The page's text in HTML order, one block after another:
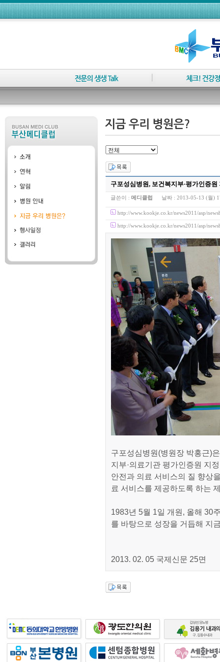
구포성심병원, 보건복지부·평가인증
글쓴이 : 메디클럽 날짜 : 2013-05-13 (월)
http://www.kookje.co.kr/news2011/asp/
http://www.kookje.co.kr/news2011/asp/
구포성심병원(병원장 박홍근)
지부·의료기관 평가인증원 지
안전과 의료 서비스의 질 향상
료 서비스를 제공하도록 하는
1983년 5월 1일 개원, 올해 30
를 바탕으로 성장을 거듭해 지
2013. 02. 05 국제신문 25면